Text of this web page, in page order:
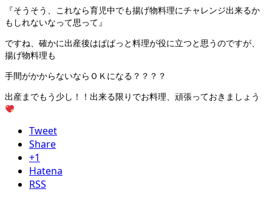
『そうそう、これなら育児中でも揚げ物料理にチャレンジ出来るか
もしれないなって思って』
ですね、確かに出産後はぱぱっと料理が役に立つと思うのですが、
揚げ物料理も
手間がかからないならＯＫになる？？？？
出産までもう少し！！出来る限りでお料理、頑張っておきましょう
Tweet
Share
+1
Hatena
RSS